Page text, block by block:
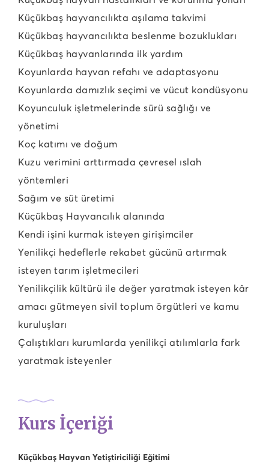
Küçükbaş hayvancılıkta aşılama takvimi
Küçükbaş hayvancılıkta beslenme bozuklukları
Küçükbaş hayvanlarında ilk yardım
Koyunlarda hayvan refahı ve adaptasyonu
Koyunlarda damızlık seçimi ve vücut kondüsyonu
Koyunculuk işletmelerinde sürü sağlığı ve
yönetimi
Koç katımı ve doğum
Kuzu verimini arttırmada çevresel ıslah
yöntemleri
Sağım ve süt üretimi
Küçükbaş Hayvancılık alanında
Kendi işini kurmak isteyen girişimciler
Yenilikçi hedeflerle rekabet gücünü artırmak
isteyen tarım işletmecileri
Yenilikçilik kültürü ile değer yaratmak isteyen kâr
amacı gütmeyen sivil toplum örgütleri ve kamu
kuruluşları
Çalıştıkları kurumlarda yenilikçi atılımlarla fark
yaratmak isteyenler
Kurs İçeriği
Küçükbaş Hayvan Yetiştiriciliği Eğitimi